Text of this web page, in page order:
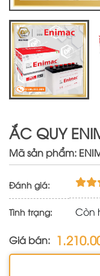
ẮC QUY
Mã sản phẩm:
Đánh giá:
Tình trạng: Còn
Giá bán: